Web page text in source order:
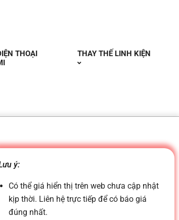
THOẠI
THAY THẾ LINH KIỆN
ý:
Có thể giá hiển thị trên web chưa cập nhật
kịp thời. Liên hệ trực tiếp để có báo giá
đúng nhất.